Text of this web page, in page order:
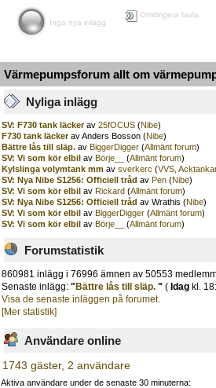
Inga nya inlägg
Omdirigera tavla
Värmepumpsforum allt om
Nyliga inlägg
SV: F730 tank läckerav 25fOCUS(Nibe)
F730 tank läckerav Anders Bosson (Nibe)
Bättre lås till släp. av BiggerDigger(Allmänt forum)
SV: Vi som kör elbilav Börje__ (Allmänt forum)
Kylslinga volymtank mmav sverkerc (VVS,
SV: Nya Nibe S1256: Officiell tråd av Pen(Nibe)
SV: Vi som kör elbilav Rickard(Allmänt forum)
SV: Nya Nibe S1256: Officiell tråd av Wrathis (Nibe)
SV: Vi som kör elbilav BiggerDigger(Allmänt forum)
SV: Vi som kör elbilav Börje__ (Allmänt forum)
Forumstatistik
860981 inlägg i 76996 ämnen av 50553
Senaste inlägg:" Bättre lås till släp." ( Idag kl.
Visa de senaste inläggen på forumet.
[Mer statistik]
Användare online
1743 gäster, 2 användare
Aktiva användare under de senaste 30 minuterna: